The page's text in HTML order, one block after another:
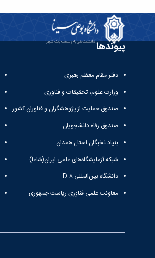
پیوندها
دفتر مقام معظم رهبری
وزارت علوم، تحقیقات و فناوری
صندوق حمایت از پژوهشگران و فناوران کشور
صندوق رفاه دانشجویان
بنیاد نخبگان استان همدان
شبکه آزمایشگاه‌های علمی ایران(شاعا)
دانشگاه بین‌المللی D-۸
معاونت علمی فناوری ریاست جمهوری